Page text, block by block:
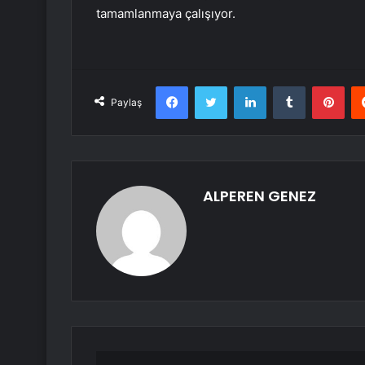
tamamlanmaya çalışıyor.
Paylaş
FacebookTwitter LinkedInTumblr
ALPEREN GENEZ